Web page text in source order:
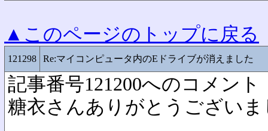
▲このページのトップに戻る
121298 Re:マイコンピュータ内のEドライブが消えました
記事番号121200へのコメント
糖衣さんありがとうござい